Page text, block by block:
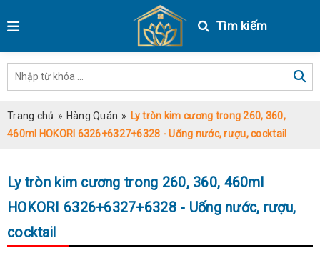
Tìm kiếm
Trang chủ » Hàng Quán » Ly tròn kim cương trong 260, 360,
460ml HOKORI 6326+6327+6328 - Uống nước, rượu, cocktail
Ly tròn kim cương trong 260, 360, 460ml
HOKORI 6326+6327+6328 - Uống nước, rượu,
cocktail